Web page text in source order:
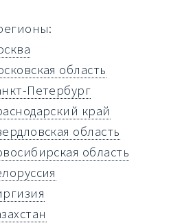
область
Петербург
край
область
область